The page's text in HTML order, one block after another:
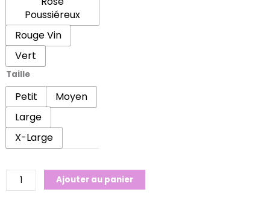
Poussiéreux
Rouge Vin
Vert
Taille
Petit
Moyen
Large
X-Large
Ajouter au panier